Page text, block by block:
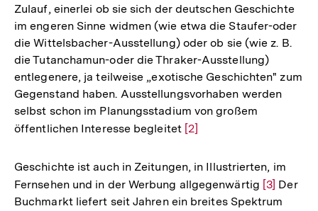
der
Fußnote
Zulauf, einerlei ob sie sich der deutschen Geschichte
im engeren Sinne widmen (wie etwa die Staufer-oder
die Wittelsbacher-Ausstellung) oder ob sie (wie z. B.
die Tutanchamun-oder die Thraker-Ausstellung)
entlegenere, ja teilweise „exotische Geschichten" zum
Gegenstand haben. Ausstellungsvorhaben werden
selbst schon im Planungsstadium von großem
öffentlichen Interesse begleitet Zur
der
Fußnote
[2]
Geschichte ist auch in Zeitungen, in Illustrierten, im
Fernsehen und in der Werbung allgegenwärtig Zur
Auflösung
[3] Der
Buchmarkt liefert seit Jahren ein breites Spektrum